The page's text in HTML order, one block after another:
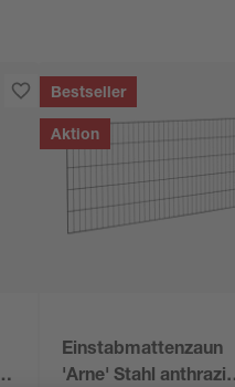
Bestseller
Aktion
Einstabmattenzaun
'Arne' Stahl anthrazit